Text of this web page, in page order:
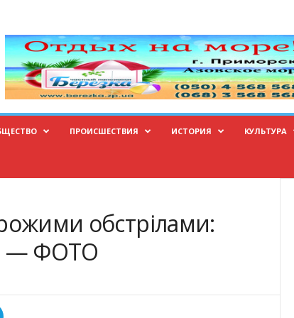
ПРОИСШЕСТВИЯ ИСТОРИЯ КУЛЬТУРА
обстрілами:
— ФОТО